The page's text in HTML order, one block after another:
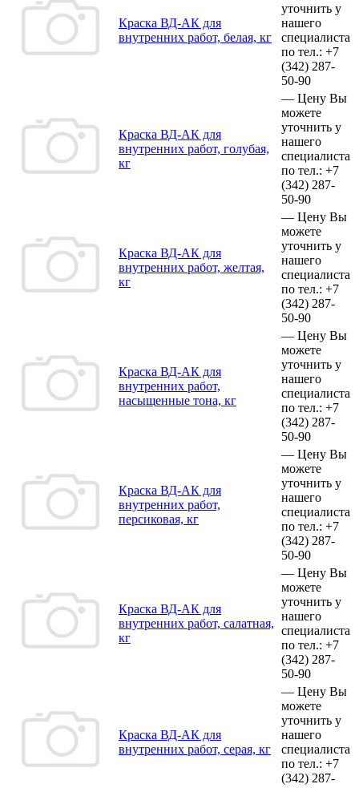
Краска ВД-АК для
внутренних работ, белая, кг
уточнить у
нашего
специалиста
по тел.: +7
(342) 287-
50-90
Краска ВД-АК для
внутренних работ, голубая,
кг
— Цену Вы
можете
уточнить у
нашего
специалиста
по тел.: +7
(342) 287-
50-90
Краска ВД-АК для
внутренних работ, желтая,
кг
— Цену Вы
можете
уточнить у
нашего
специалиста
по тел.: +7
(342) 287-
50-90
Краска ВД-АК для
внутренних работ,
насыщенные тона, кг
— Цену Вы
можете
уточнить у
нашего
специалиста
по тел.: +7
(342) 287-
50-90
Краска ВД-АК для
внутренних работ,
персиковая, кг
— Цену Вы
можете
уточнить у
нашего
специалиста
по тел.: +7
(342) 287-
50-90
Краска ВД-АК для
внутренних работ, салатная,
кг
— Цену Вы
можете
уточнить у
нашего
специалиста
по тел.: +7
(342) 287-
50-90
Краска ВД-АК для
внутренних работ, серая, кг
— Цену Вы
можете
уточнить у
нашего
специалиста
по тел.: +7
(342) 287-